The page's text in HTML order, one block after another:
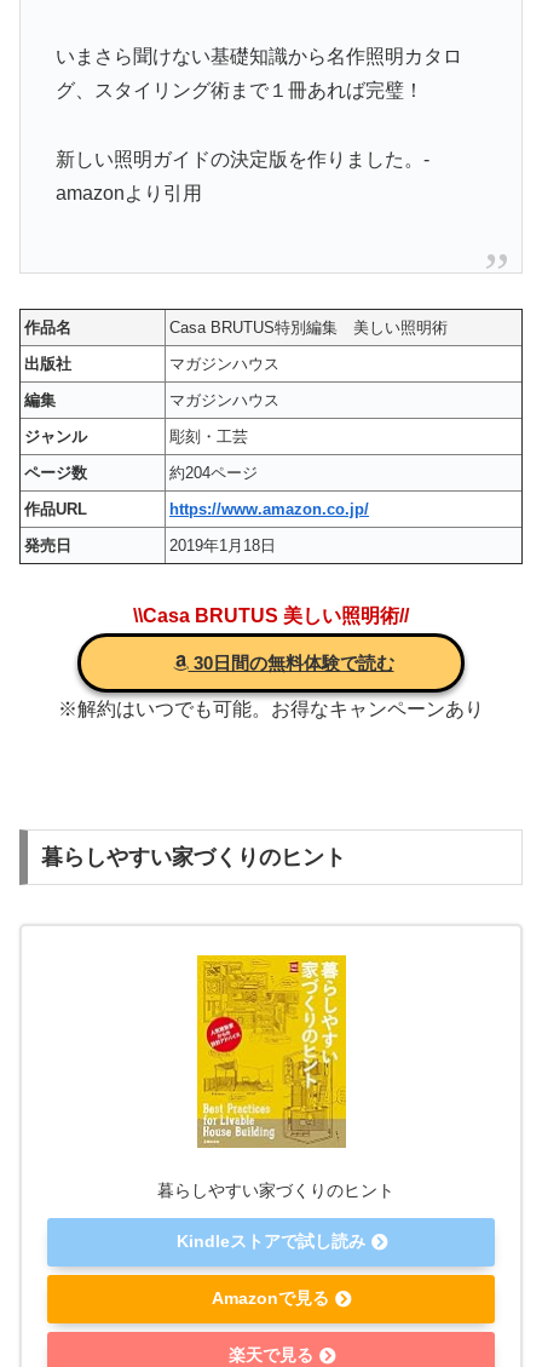
いまさら聞けない基礎知識から名作照明カタロ
グ、スタイリング術まで１冊あれば完璧！
新しい照明ガイドの決定版を作りました。-
amazonより引用
作品名
Casa BRUTUS特別編集 美しい照明術
出版社
マガジンハウス
編集
マガジンハウス
ジャンル
彫刻・工芸
ページ数
約204ページ
作品URL
https://www.amazon.co.jp/
発売日
2019年1月18日
\\Casa BRUTUS 美しい照明術//
30日間の無料体験で読む
※解約はいつでも可能。お得なキャンペーンあり
暮らしやすい家づくりのヒント
暮らしやすい家づくりのヒント
Kindleストアで試し読み
Amazonで見る
楽天で見る